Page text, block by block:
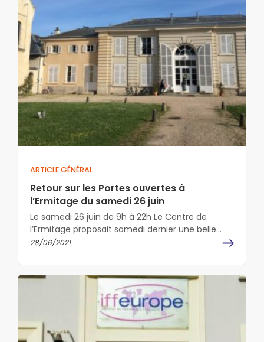
ARTICLE GÉNÉRAL
Retour sur les Portes ouvertes à
l’Ermitage du samedi 26 juin
Le samedi 26 juin de 9h à 22h Le Centre de
l’Ermitage proposait samedi dernier une belle
journée à la…
28/06/2021